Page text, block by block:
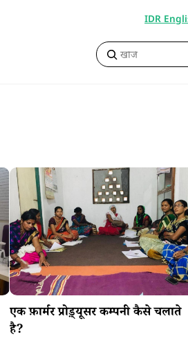
IDR
एक फ़ार्मर प्रोड़्यूसर कम्पनी कैसे चलाते
है?